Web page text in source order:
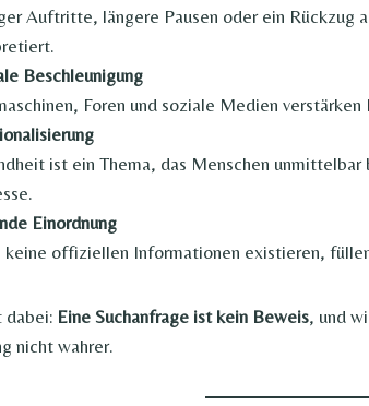
Auftritte, längere Pausen oder ein Rückzug
Beschleunigung
Foren und soziale Medien
ist ein Thema, das Menschen
Einordnung
keine offiziellen Informationen existieren,
dabei: Eine Suchanfrage ist kein Beweis, und
nicht wahrer.